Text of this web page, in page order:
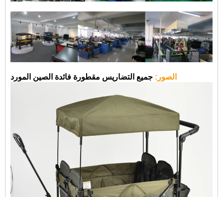
الصور: جميع التضاريس مقطورة فائدة الصين المورد